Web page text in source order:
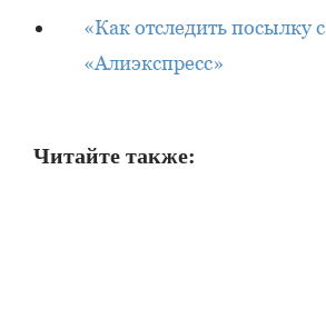
«Как отследить посылку с
«Алиэкспресс»
Читайте также: